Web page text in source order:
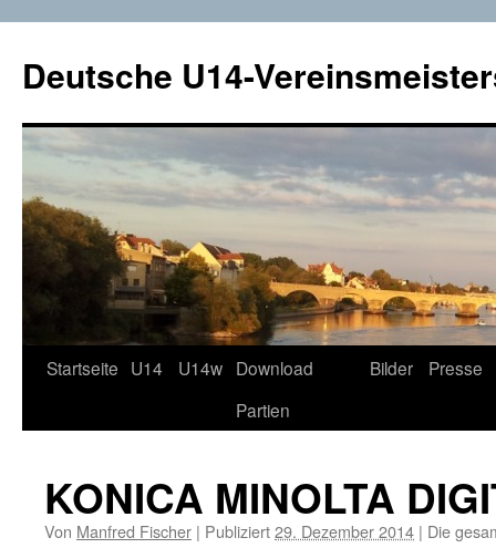
Deutsche U14-
Zum
Startseite U14 U14w Download
Partien
Bilder Presse
KONICA MINOLTA
Von Manfred Fischer | Publiziert29. Dezember 2014 | Die